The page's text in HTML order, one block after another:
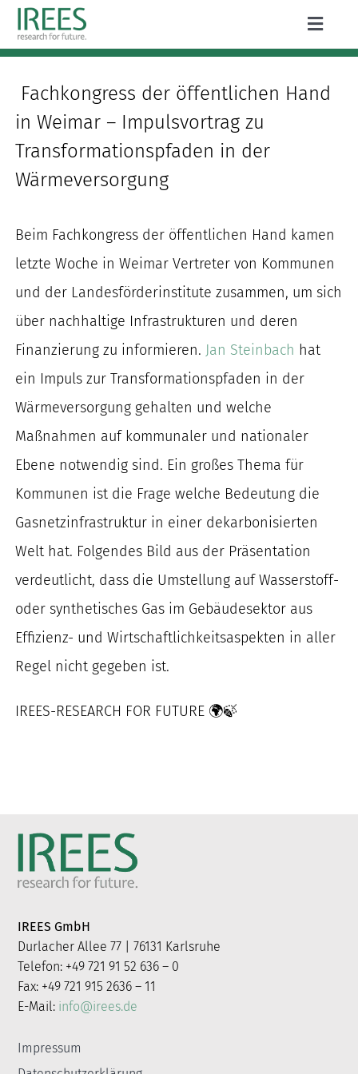
Zum
Inhalt
Toggle
ÜBER UNS
LEISTUNGEN
AKTUELLES
PROJEKTE
PUBLIKATIONEN
KARRIERE
Suche
nach:
Fachkongress der öffentlichen Hand
in Weimar – Impulsvortrag zu
Transformationspfaden in der
Wärmeversorgung
Beim Fachkongress der öffentlichen Hand kamen
letzte Woche in Weimar Vertreter von Kommunen
und der Landesförderinstitute zusammen, um sich
über nachhaltige Infrastrukturen und deren
Finanzierung zu informieren. Jan Steinbach hat
ein Impuls zur Transformationspfaden in der
Wärmeversorgung gehalten und welche
Maßnahmen auf kommunaler und nationaler
Ebene notwendig sind. Ein großes Thema für
Kommunen ist die Frage welche Bedeutung die
Gasnetzinfrastruktur in einer dekarbonisierten
Welt hat. Folgendes Bild aus der Präsentation
verdeutlicht, dass die Umstellung auf Wasserstoff-
oder synthetisches Gas im Gebäudesektor aus
Effizienz- und Wirtschaftlichkeitsaspekten in aller
Regel nicht gegeben ist.
IREES-RESEARCH FOR FUTURE 🌍🍃
IREES GmbH
Durlacher Allee 77 | 76131 Karlsruhe
Telefon: +49 721 91 52 636 – 0
Fax: +49 721 915 2636 – 11
E-Mail: info@irees.de
Impressum